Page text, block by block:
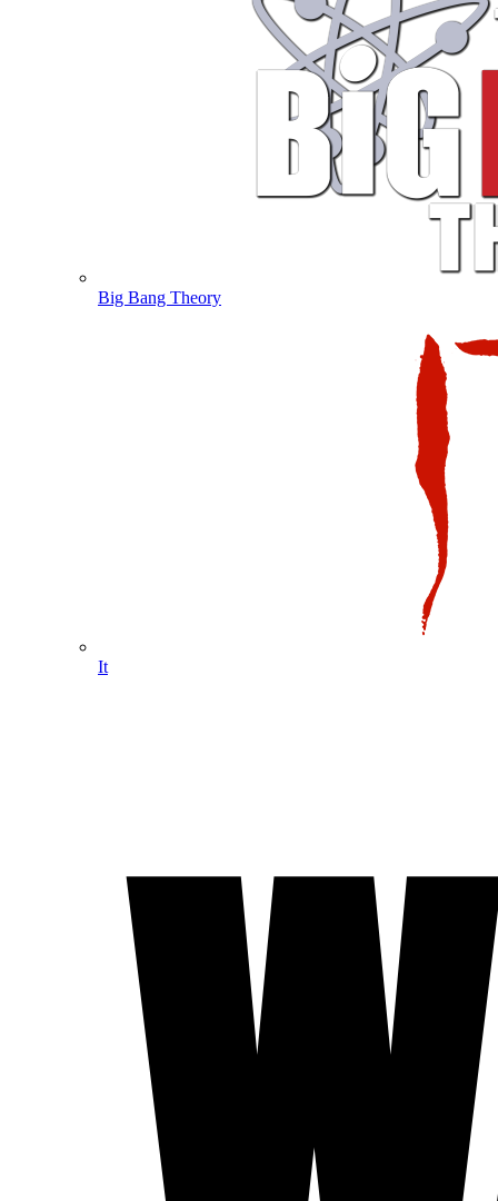
Big Bang Theory
It